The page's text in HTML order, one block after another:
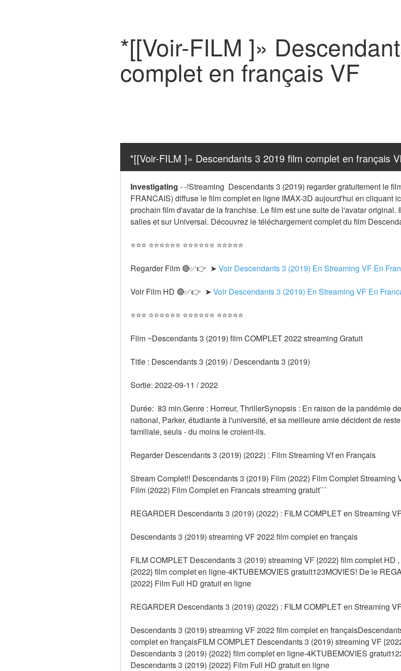
*[[Voir-FILM ]»
complet en français VF
*[[Voir-FILM ]» Descendants 3 2019 film complet en français
Investigating --!Streaming  Descendants 3 (2019) regarder gratuitement le
FRANCAIS) diffuse le film complet en ligne IMAX-3D aujourd'hui en cliquant
prochain film d'avatar de la franchise. Le film est une suite de l'avatar original.
salles et sur Universal. Découvrez le téléchargement complet du film
⭐⭐⭐ ⭐⭐⭐⭐⭐⭐ ⭐⭐⭐⭐⭐⭐ ⭐⭐⭐⭐⭐
Regarder Film 🔴✅👉  ➤ Voir Descendants 3 (2019) En Streaming VF En
Voir Film HD 🔴✅👉  ➤ Voir Descendants 3 (2019) En Streaming VF En
⭐⭐⭐ ⭐⭐⭐⭐⭐⭐ ⭐⭐⭐⭐⭐⭐ ⭐⭐⭐⭐⭐
Film ~Descendants 3 (2019) film COMPLET 2022 streaming Gratuit
Title : Descendants 3 (2019) / Descendants 3 (2019)
Sortie: 2022-09-11 / 2022
Durée:  83 min.Genre : Horreur, ThrillerSynopsis : En raison de la pandémie
national, Parker, étudiante à l'université, et sa meilleure amie décident de
familiale, seuls - du moins le croient-ils.
Regarder Descendants 3 (2019) (2022) : Film Streaming Vf en Français
Stream Complet!! Descendants 3 (2019) Film (2022) Film Complet Streaming
Film (2022) Film Complet en Francais streaming gratuit```
REGARDER Descendants 3 (2019) (2022) : FILM COMPLET en Streaming
Descendants 3 (2019) streaming VF 2022 film complet en français
FILM COMPLET Descendants 3 (2019) streaming VF {2022} film complet HD
{2022} film complet en ligne-4KTUBEMOVIES gratuit123MOVIES! De le
{2022} Film Full HD gratuit en ligne
REGARDER Descendants 3 (2019) (2022) : FILM COMPLET en Streaming
Descendants 3 (2019) streaming VF 2022 film complet en
complet en françaisFILM COMPLET Descendants 3 (2019) streaming VF
Descendants 3 (2019) {2022} film complet en ligne-4KTUBEMOVIES
Descendants 3 (2019) {2022} Film Full HD gratuit en ligne